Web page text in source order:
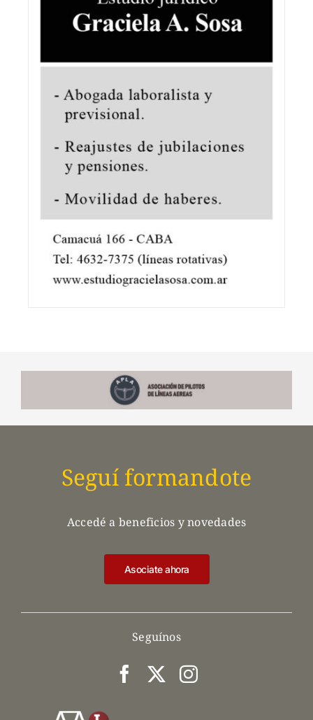
Seguínos
Seguí formandote
Accedé a beneficios y novedades
Asociate ahora